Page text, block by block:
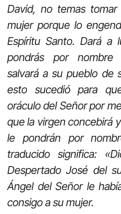
David, no temas
mujer porque lo
Espíritu Santo. Dará
pondrás por
salvará a su pueblo de
esto sucedió para
oráculo del Señor por
que la virgen concebirá
le pondrán por
traducido significa:
Despertado José del
Ángel del Señor le
consigo a su mujer.